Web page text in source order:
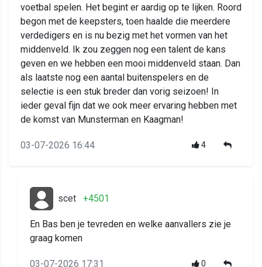
voetbal spelen. Het begint er aardig op te lijken. Roord
begon met de keepsters, toen haalde die meerdere
verdedigers en is nu bezig met het vormen van het
middenveld. Ik zou zeggen nog een talent de kans
geven en we hebben een mooi middenveld staan. Dan
als laatste nog een aantal buitenspelers en de
selectie is een stuk breder dan vorig seizoen! In
ieder geval fijn dat we ook meer ervaring hebben met
de komst van Munsterman en Kaagman!
03-07-2026 16:44 4
scet +4501
En Bas ben je tevreden en welke aanvallers zie je
graag komen
03-07-2026 17:31 0